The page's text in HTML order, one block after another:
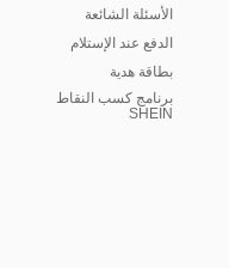
الأسئلة الشائعة
الدفع عند الإستلام
بطاقة هدية
برنامج كسب النقاط
SHEIN